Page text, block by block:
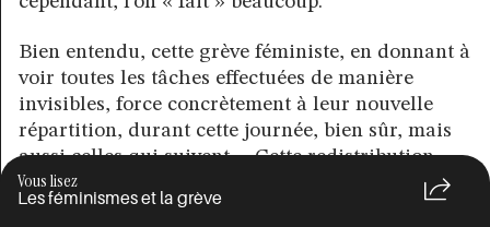
Vous lisez
Les féminismes et la grève
Bien entendu, cette grève féministe, en donnant à
voir toutes les tâches effectuées de manière
invisibles, force concrètement à leur nouvelle
répartition, durant cette journée, bien sûr, mais
aussi celles qui suivent… Cette redistribution
s’accompagne en même temps d’une
interrogation profonde des systèmes de